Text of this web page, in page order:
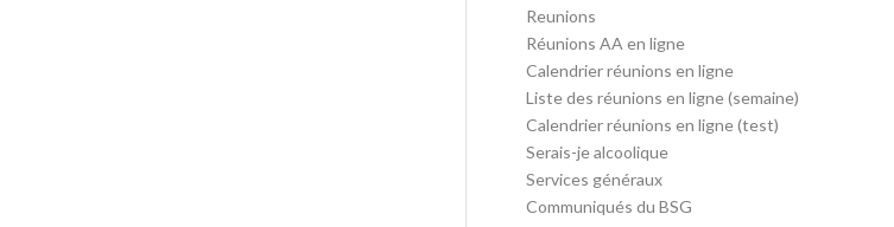
Reunions
Réunions AA en ligne
Calendrier réunions en ligne
Liste des réunions en ligne (semaine)
Calendrier réunions en ligne (test)
Serais-je alcoolique
Services généraux
Communiqués du BSG